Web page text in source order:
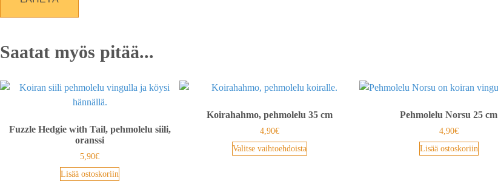
Saatat myös pitää...
Fuzzle Hedgie with Tail, pehmolelu siili,
oranssi
5,90€
Lisää ostoskoriin
Koirahahmo, pehmolelu 35 cm
4,90€
Valitse vaihtoehdoista
Pehmolelu Norsu 25 cm
4,90€
Lisää ostoskoriin